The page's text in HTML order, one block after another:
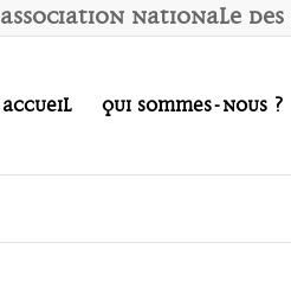
Association Nationale des
Accueil Qui sommes-nous ?